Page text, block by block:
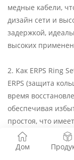
медные кабели,
дизайн сети и
задержкой,
высоких
2. Как ERPS Ring
ERPS (защита
время
обеспечивая
простоя, что
непрерывной
промышленных
Дом